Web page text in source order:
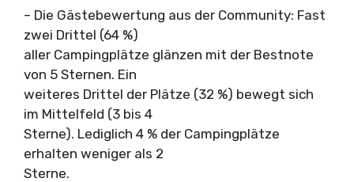
– Die Gästebewertung aus der Community: Fast
zwei Drittel (64 %)
aller Campingplätze glänzen mit der Bestnote
von 5 Sternen. Ein
weiteres Drittel der Plätze (32 %) bewegt sich
im Mittelfeld (3 bis 4
Sterne). Lediglich 4 % der Campingplätze
erhalten weniger als 2
Sterne.